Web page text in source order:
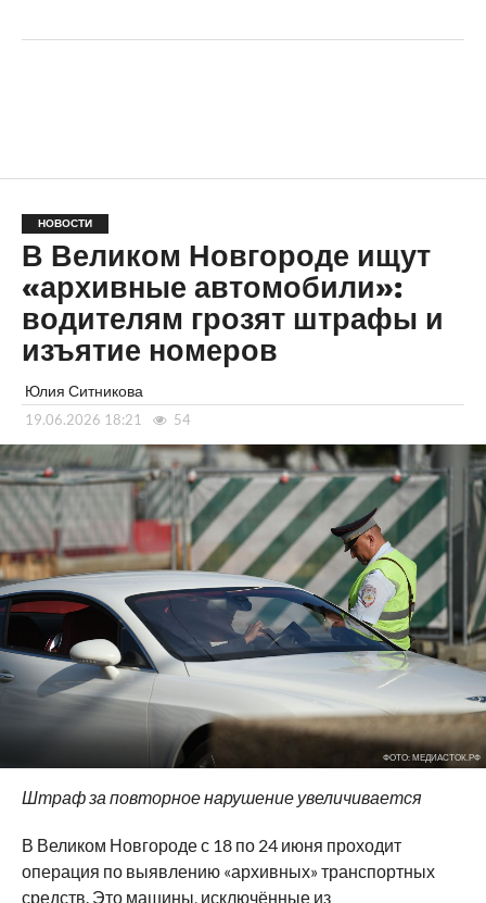
НОВОСТИ
В Великом Новгороде ищут
«архивные автомобили»:
водителям грозят штрафы и
изъятие номеров
Юлия Ситникова
19.06.2026 18:21 54
ФОТО: МЕДИАСТОК.РФ
Штраф за повторное нарушение увеличивается
В Великом Новгороде с 18 по 24 июня проходит
операция по выявлению «архивных» транспортных
средств. Это машины, исключённые из